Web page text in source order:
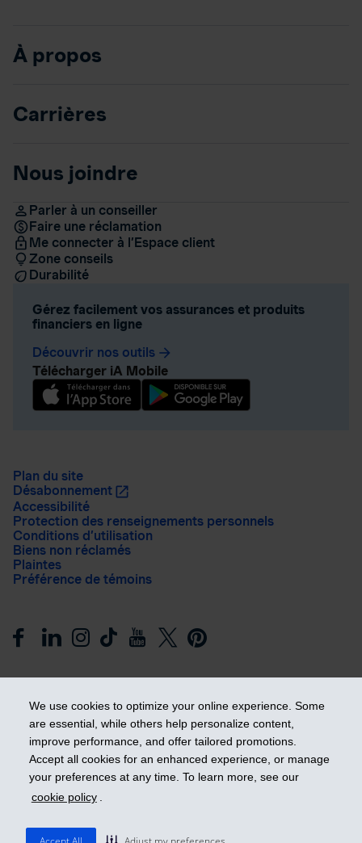
We use cookies to optimize your online experience. Some
are essential, while others help personalize content,
improve performance, and offer tailored promotions.
Accept all cookies for an enhanced experience, or manage
your preferences at any time. To learn more, see our
cookie policy .
À propos
Carrières
Nous joindre
Parler à un conseiller
Faire une réclamation
Me connecter à l’Espace client
Zone conseils
Durabilité
Gérez facilement vos assurances et produits
financiers en ligne
Découvrir nos outils arrow_forward
Télécharger iA Mobile
Plan du site
Désabonnement
Accessibilité
Protection des renseignements personnels
Conditions d’utilisation
Biens non réclamés
Plaintes
Préférence de témoins
Prendre les devants